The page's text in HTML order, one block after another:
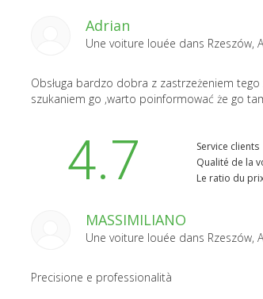
Adrian
Une voiture louée dans Rzeszów,
Obsługa bardzo dobra z zastrzeżeniem
szukaniem go ,warto poinformować że go
4.7
Service clients
Qualité de la
Le ratio du
MASSIMILIANO
Une voiture louée dans Rzeszów,
Precisione e professionalità